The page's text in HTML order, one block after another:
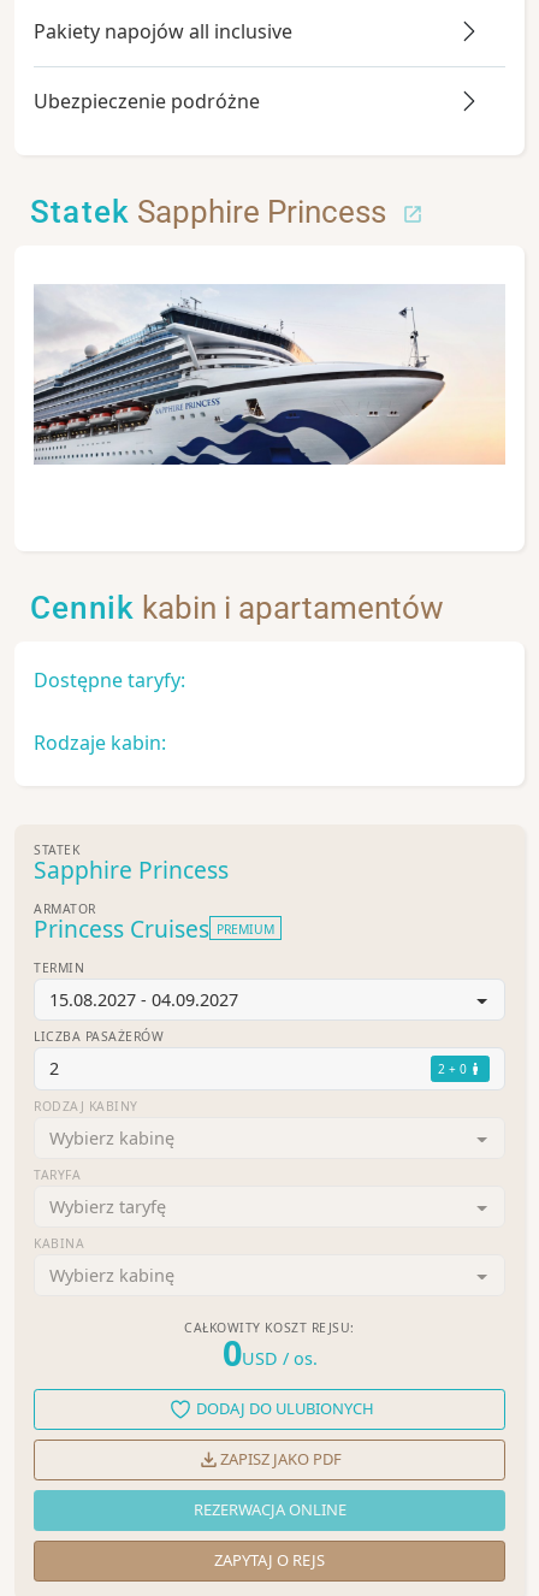
Pakiety napojów all inclusive
Ubezpieczenie podróżne
Statek Sapphire Princess
Cennik kabin i apartamentów
Dostępne taryfy:
Rodzaje kabin:
STATEK
Sapphire Princess
ARMATOR
Princess Cruises PREMIUM
TERMIN
15.08.2027 - 04.09.2027
LICZBA PASAŻERÓW
2 2 + 0
RODZAJ KABINY
Wybierz kabinę
TARYFA
Wybierz taryfę
KABINA
Wybierz kabinę
CAŁKOWITY KOSZT REJSU:
0USD / os.
DODAJ DO ULUBIONYCH
ZAPISZ JAKO PDF
REZERWACJA ONLINE
ZAPYTAJ O REJS